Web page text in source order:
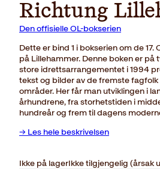
Richtung
Den offisielle OL-bokserien
Dette er bind 1 i bokserien om de 17.
på Lillehammer. Denne boken er på
store idrettsarrangementet i 1994
tekst og bilder av de fremste
områder. Her får man utviklingen i
århundrene, fra storhetstiden i
hundreår og frem til dagens
→ Les hele beskrivelsen
Ikke på lagerIkke tilgjengelig (årsak